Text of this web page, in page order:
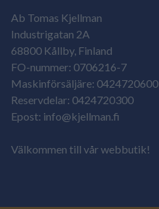
Ab Tomas Kjellman
Industrigatan 2A
68800 Kållby, Finland
FO-nummer: 0706216-7
Maskinförsäljäre: 0424720600
Reservdelar: 0424720300
Epost: info@kjellman.fi
Välkommen till vår webbutik!